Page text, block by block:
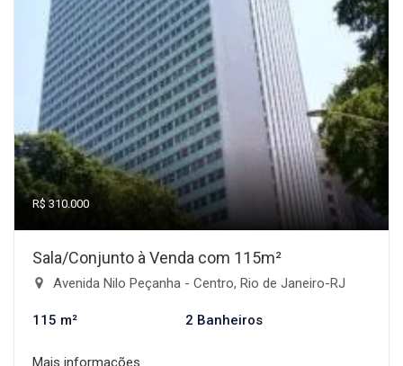
R$ 310.000
Sala/Conjunto à Venda com 115m²
Avenida Nilo Peçanha - Centro, Rio de Janeiro-RJ
115 m² 2 Banheiros
Mais informações